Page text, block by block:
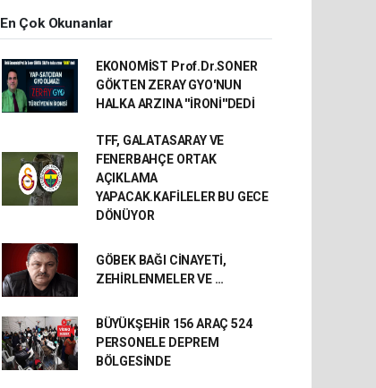
En Çok Okunanlar
EKONOMİST Prof.Dr.SONER
GÖKTEN ZERAY GYO'NUN
HALKA ARZINA ''İRONİ''DEDİ
TFF, GALATASARAY VE
FENERBAHÇE ORTAK
AÇIKLAMA
YAPACAK.KAFİLELER BU GECE
DÖNÜYOR
GÖBEK BAĞI CİNAYETİ,
ZEHİRLENMELER VE …
BÜYÜKŞEHİR 156 ARAÇ 524
PERSONELE DEPREM
BÖLGESİNDE